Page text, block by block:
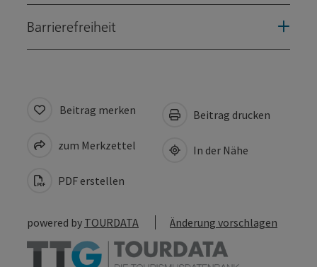
Barrierefreiheit
Beitrag merken
zum Merkzettel
PDF erstellen
Beitrag drucken
In der Nähe
powered by TOURDATA Änderung vorschlagen